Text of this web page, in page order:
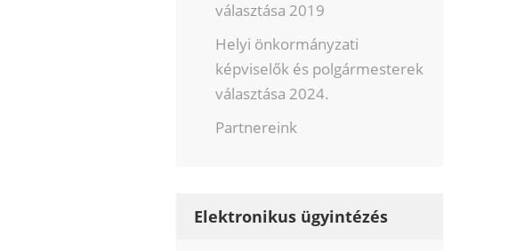
választása 2019
Helyi önkormányzati
képviselők és polgármesterek
választása 2024.
Partnereink
Elektronikus ügyintézés